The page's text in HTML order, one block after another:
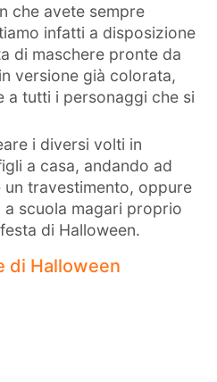
che avete sempre
infatti a disposizione
di maschere pronte da
versione già colorata,
a tutti i personaggi che si
i diversi volti in
a casa, andando ad
travestimento, oppure
a scuola magari proprio
di Halloween.
di Halloween